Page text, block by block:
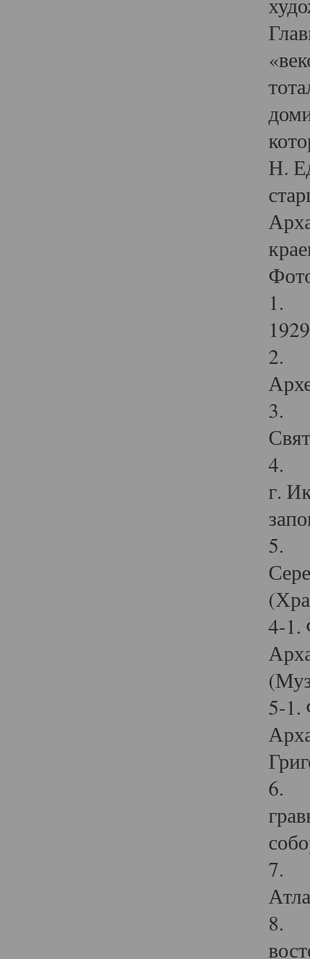
Н.
1.
2.
3.
4.
г.
5.
4-1.
5-1.
6.
7.
8.